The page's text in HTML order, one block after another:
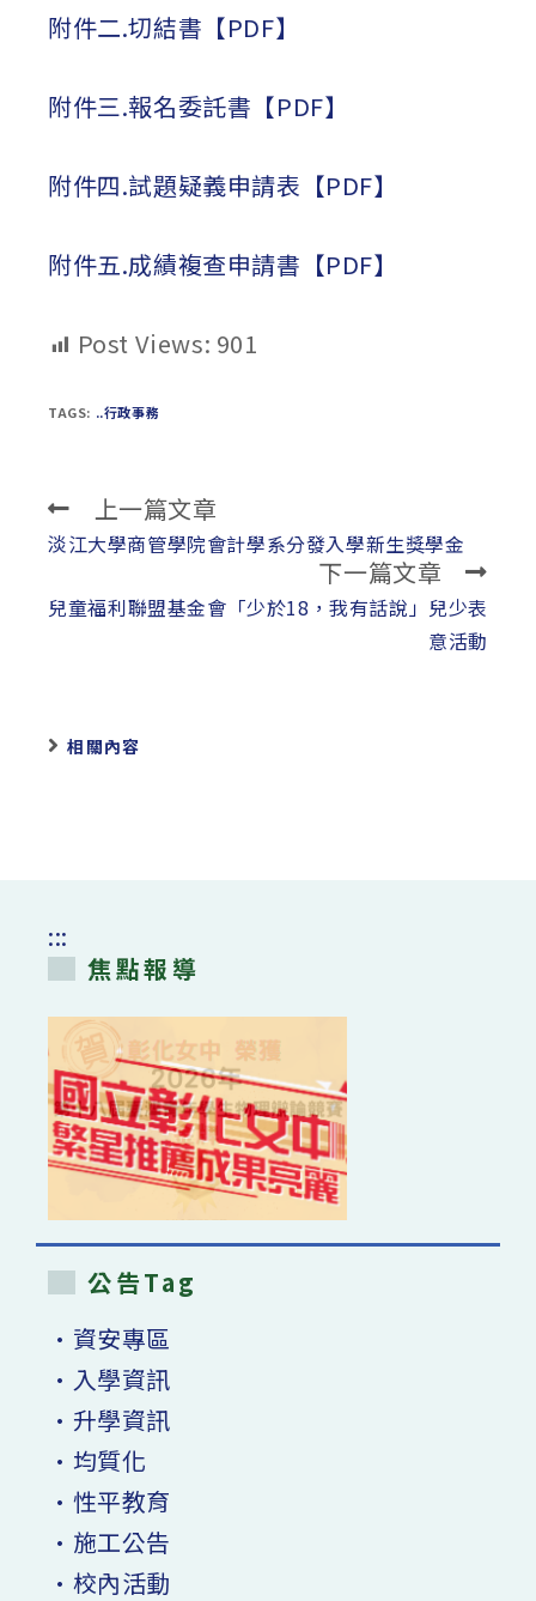
附件二.切結書【PDF】
附件三.報名委託書【PDF】
附件四.試題疑義申請表【PDF】
附件五.成績複查申請書【PDF】
Post Views: 901
TAGS: ..行政事務
Read
more
上一篇文章
淡江大學商管學院會計學系分發入學新生獎學金
下一篇文章
兒童福利聯盟基金會「少於18，我有話說」兒少表
意活動
相關內容
:::
焦點報導
公告Tag
•資安專區
•入學資訊
•升學資訊
•均質化
•性平教育
•施工公告
•校內活動